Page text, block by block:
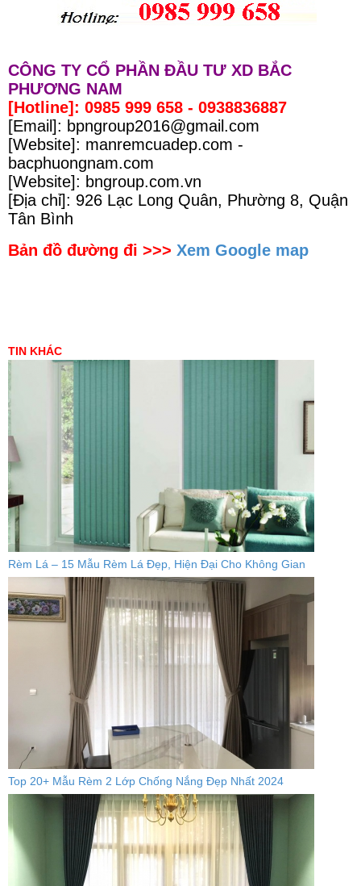
CÔNG TY CỔ PHẦN ĐẦU TƯ XD BẮC
PHƯƠNG NAM
[Hotline]: 0985 999 658 - 0938836887
[Email]: bpngroup2016@gmail.com
[Website]: manremcuadep.com -
bacphuongnam.com
[Website]: bngroup.com.vn
[Địa chỉ]: 926 Lạc Long Quân, Phường 8, Quận
Tân Bình
Bản đồ đường đi >>> Xem Google map
TIN KHÁC
Rèm Lá – 15 Mẫu Rèm Lá Đẹp, Hiện Đại Cho Không Gian
Top 20+ Mẫu Rèm 2 Lớp Chống Nắng Đẹp Nhất 2024